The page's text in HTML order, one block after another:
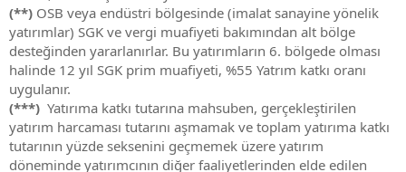
(**) OSB veya endüstri bölgesinde (imalat sanayine yönelik
yatırımlar) SGK ve vergi muafiyeti bakımından alt bölge
desteğinden yararlanırlar. Bu yatırımların 6. bölgede olması
halinde 12 yıl SGK prim muafiyeti, %55 Yatrım katkı oranı
uygulanır.
(***) Yatırıma katkı tutarına mahsuben, gerçekleştirilen
yatırım harcaması tutarını aşmamak ve toplam yatırıma katkı
tutarının yüzde seksenini geçmemek üzere yatırım
döneminde yatırımcının diğer faaliyetlerinden elde edilen